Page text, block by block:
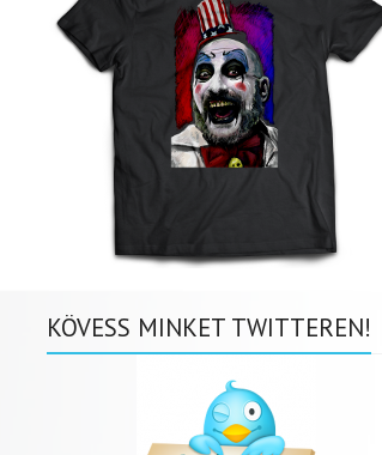
KÖVESS MINKET TWITTEREN!